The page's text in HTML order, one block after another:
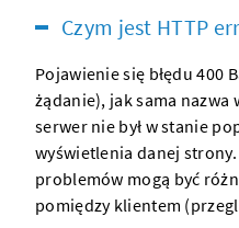
Czym jest HTTP
Pojawienie się błędu 400
żądanie), jak sama nazwa
serwernie był w stanie
wyświetlenia danej strony
problemów mogą być
pomiędzy klientem